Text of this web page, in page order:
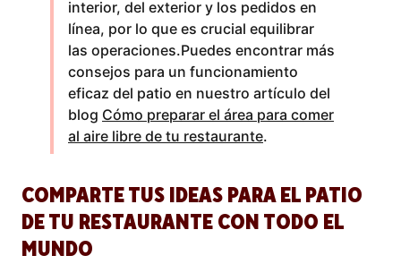
interior, del exterior y los pedidos en
línea, por lo que es crucial equilibrar
las operaciones.Puedes encontrar más
consejos para un funcionamiento
eficaz del patio en nuestro artículo del
blog Cómo preparar el área para comer
al aire libre de tu restaurante.
COMPARTE TUS IDEAS PARA EL PATIO
DE TU RESTAURANTE CON TODO EL
MUNDO